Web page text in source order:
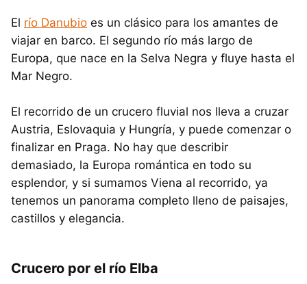
El río Danubio es un clásico para los amantes de
viajar en barco. El segundo río más largo de
Europa, que nace en la Selva Negra y fluye hasta el
Mar Negro.
El recorrido de un crucero fluvial nos lleva a cruzar
Austria, Eslovaquia y Hungría, y puede comenzar o
finalizar en Praga. No hay que describir
demasiado, la Europa romántica en todo su
esplendor, y si sumamos Viena al recorrido, ya
tenemos un panorama completo lleno de paisajes,
castillos y elegancia.
Crucero por el río Elba